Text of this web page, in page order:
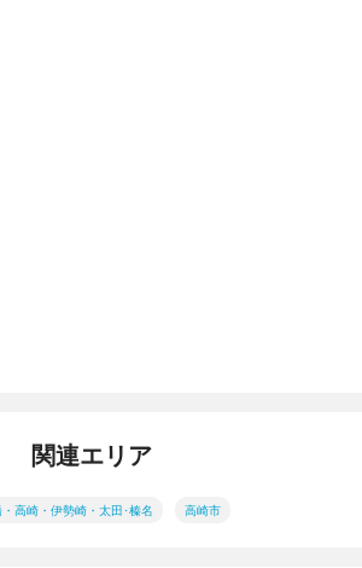
関連エリア
高崎・伊勢崎・太田･榛名 高崎市